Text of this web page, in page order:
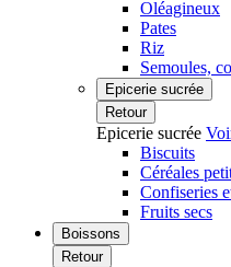
Oléagineux
Pates
Riz
Semoules,
Epicerie sucrée
Retour
Epicerie sucrée
Biscuits
Céréales
Confiseries
Fruits secs
Boissons
Retour